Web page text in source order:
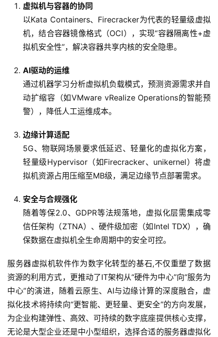
虚拟机与容器的协同
以Kata Containers、Firecracker为代表的轻量级虚拟
机，结合容器镜像格式（OCI），实现“容器隔离性+虚
拟机安全性”，解决容器共享内核的安全隐患。
AI驱动的运维
通过机器学习分析虚拟机负载模式，预测资源需求并自
动扩缩容（如VMware vRealize Operations的智能预
警），降低人工运维成本。
边缘计算适配
5G、物联网场景要求低延迟、轻量化的虚拟化方案，
轻量级Hypervisor（如Firecracker、unikernel）将虚
拟机资源占用压缩至MB级，满足边缘节点部署需求。
安全与合规强化
随着等保2.0、GDPR等法规落地，虚拟化层需集成零
信任架构（ZTNA）、硬件级加密（如Intel TDX），确
保数据在虚拟机全生命周期中的安全可控。
服务器虚拟机软件作为数字化转型的基石,不仅重塑了数据
资源的利用方式，更推动了IT架构从“硬件为中心”向“服务为
中心”的演进，随着云原生、AI与边缘计算的深度融合，虚
拟化技术将持续向“更智能、更轻量、更安全”的方向发展，
为企业构建弹性、高效、可持续的数字底座提供核心支撑，
无论是大型企业还是中小型组织，选择合适的服务器虚拟化